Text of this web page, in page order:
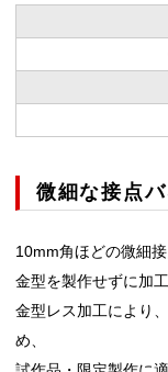
微細な接点
10mm角ほどの微細
金型を製作せずに加
金型レス加工により
め、